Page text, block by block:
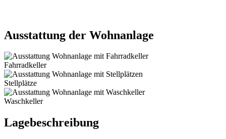
Ausstattung der Wohnanlage
Fahrradkeller
Stellplätze
Waschkeller
Lagebeschreibung